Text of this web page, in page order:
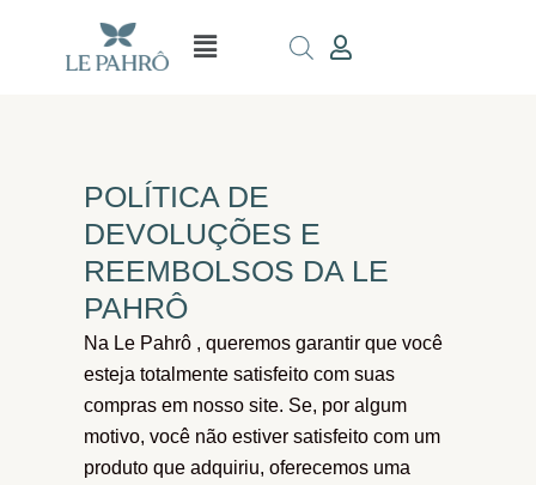
Menu
POLÍTICA DE
DEVOLUÇÕES E
REEMBOLSOS DA LE
PAHRÔ
Na Le Pahrô , queremos garantir que você
esteja totalmente satisfeito com suas
compras em nosso site. Se, por algum
motivo, você não estiver satisfeito com um
produto que adquiriu, oferecemos uma